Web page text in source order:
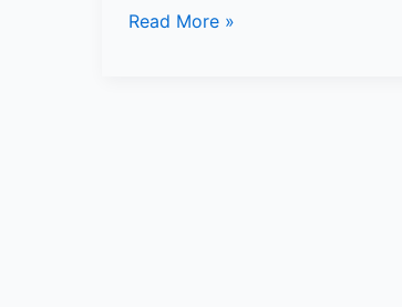
10+
Read More »